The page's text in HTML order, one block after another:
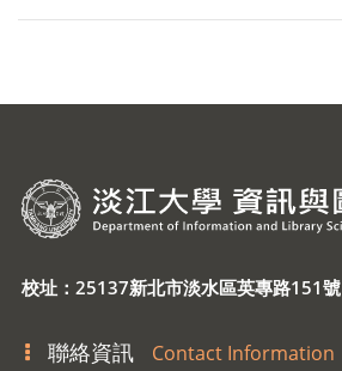
校址：25137新北市淡水區英專路151號
聯絡資訊 Contact Information